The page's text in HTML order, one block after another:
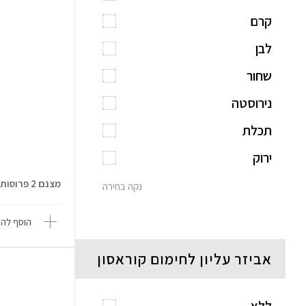
מצנם 2 פרוסות Graetz GR-2024 גרץ
הוסף
קרם
לבן
שחור
נירוסטה
תכלת
ירוק
נקה בחירה
אביזר עליון לחימום קוראסון